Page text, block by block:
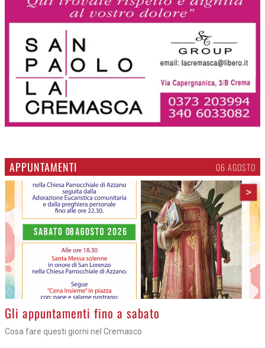
APPUNTAMENTI 06 AGOSTO
>
Gli appuntamenti fino a sabato
Cosa fare questi giorni nel Cremasco